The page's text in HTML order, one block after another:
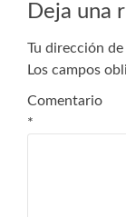
Deja una
Tu dirección
Los campos
Comentario
*